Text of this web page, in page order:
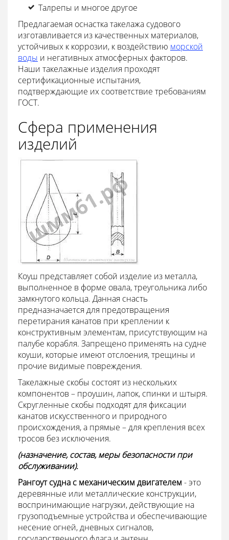
Талрепы и многое другое
Предлагаемая оснастка такелажа судового
изготавливается из качественных материалов,
устойчивых к коррозии, к воздействию морской
воды и негативных атмосферных факторов.
Наши такелажные изделия проходят
сертификационные испытания,
подтверждающие их соответствие требованиям
ГОСТ.
Сфера применения
изделий
Коуш представляет собой изделие из металла,
выполненное в форме овала, треугольника либо
замкнутого кольца. Данная снасть
предназначается для предотвращения
перетирания канатов при креплении к
конструктивным элементам, присутствующим на
палубе корабля. Запрещено применять на судне
коуши, которые имеют отслоения, трещины и
прочие видимые повреждения.
Такелажные скобы состоят из нескольких
компонентов – проушин, лапок, спинки и штыря.
Скругленные скобы подходят для фиксации
канатов искусственного и природного
происхождения, а прямые – для крепления всех
тросов без исключения.
(назначение, состав, меры безопасности при
обслуживании).
Рангоут судна с механическим двигателем - это
деревянные или металлические конструкции,
воспринимающие нагрузки, действующие на
грузоподъемные устройства и обеспечивающие
несение огней, дневных сигналов,